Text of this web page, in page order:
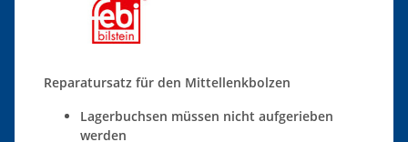
Reparatursatz für den Mittellenkbolzen
Lagerbuchsen müssen nicht aufgerieben
werden